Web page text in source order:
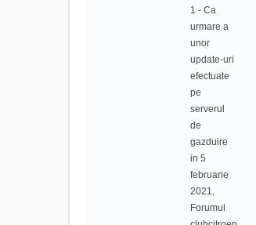
1 - Ca
urmare a
unor
update-uri
efectuate
pe
serverul
de
gazduire
in 5
februarie
2021,
Forumul